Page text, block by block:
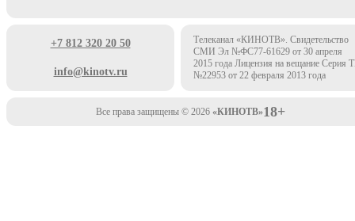
+7 812 320 20 50
info@kinotv.ru
Телеканал «КИНОТВ». Свидетельство
СМИ Эл №ФС77-61629 от 30 апреля
2015 года Лицензия на вещание Серия
№22953 от 22 февраля 2013 года
Все права защищены © 2026 «КИНОТВ»18+